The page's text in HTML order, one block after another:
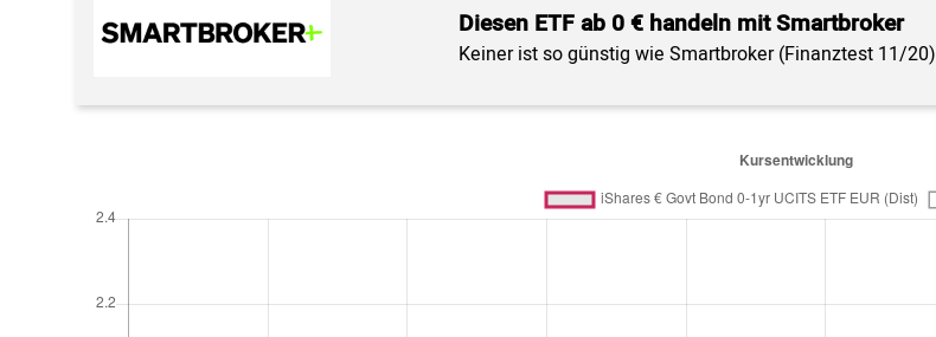
Diesen ETF ab 0 € handeln mit Smartbroker
Keiner ist so günstig wie Smartbroker (Finanztest 11/20)